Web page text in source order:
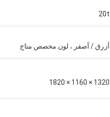
20t
أزرق / أصفر ، لون مخصص متاح
1320 × 1160 × 1820